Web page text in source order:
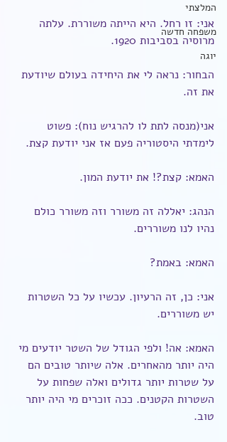
המלצתי
משפחה חדשה
יוגה
אני: זו רחל. היא הייתה משוררת. עלתה
מרוסיה בסביבות 1920.
הבחור: נראה לי את היחידה בעולם שיודעת
את זה.
אני(מנסה לתת לו להרגיש נוח): פשוט
לימדתי היסטוריה פעם אז אני יודעת קצת.
האמא: קצת?! את יודעת המון.
הנהג: יאללה זה משורר וזה משורר כולם
נהיו לנו משוררים.
האמא: באמת?
אני: כן, זה הרעיון. עכשיו על כל השטרות
יש משוררים.
האמא: אה! ולפי הגודל של השטר יודעים מי
היה יותר מהאחרים. אלה שיותר טובים הם
על שטרות יותר גדולים ואלה שפחות על
השטרות הקטנים. ככה זוכרים מי היה יותר
טוב.